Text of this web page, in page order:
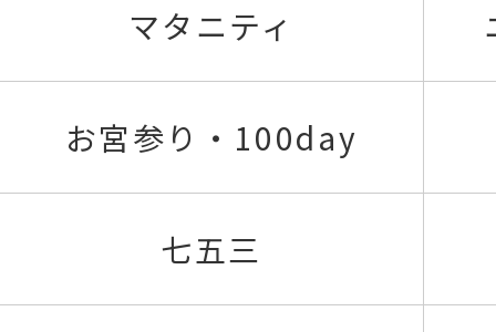
マタニティ
お宮参り・100day
七五三